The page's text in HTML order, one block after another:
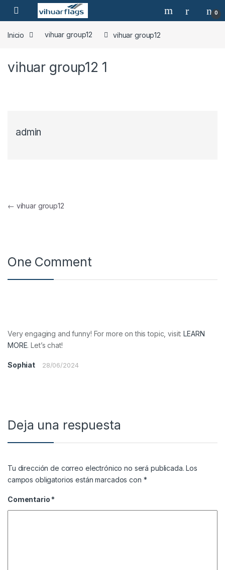
Skip to navigation
Skip to content
0
Inicio vihuar group12 vihuar group12
vihuar group12 1
admin
Navegación de entradas
← vihuar group12
One Comment
Very engaging and funny! For more on this topic, visit:LEARN
MORE. Let’s chat!
Sophiat 28/06/2024
Deja una respuesta
Tu dirección de correo electrónico no será publicada. Los
campos obligatorios están marcados con *
Comentario *